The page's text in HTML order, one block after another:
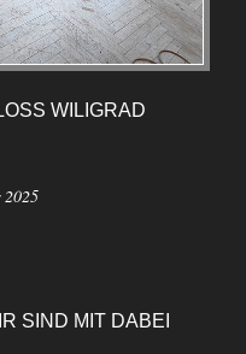
WILIGRAD
2025
SIND MIT DABEI